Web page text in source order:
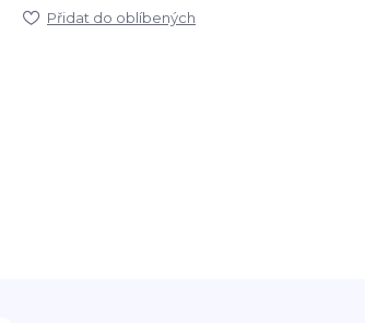
Přidat do oblíbených